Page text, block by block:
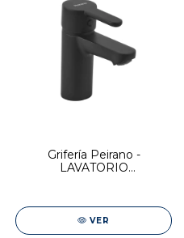
Grifería Peirano -
LAVATORIO
VER